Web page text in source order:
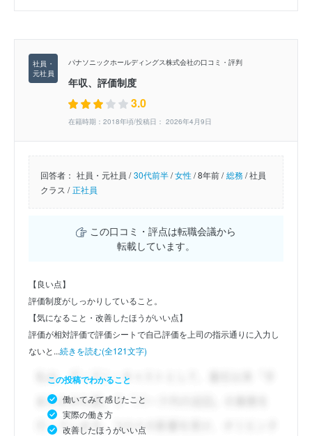
パナソニックホールディングス株式会社の口コミ・評判
年収、評価制度
3.0
在籍時期：2018年頃/投稿日： 2026年4月9日
回答者： 社員・元社員 / 30代前半/女性/8年前 / 総務/社員
クラス / 正社員
この口コミ・評点は転職会議から
転載しています。
【良い点】
評価制度がしっかりしていること。
【気になること・改善したほうがいい点】
評価が相対評価で評価シートで自己評価を上司の指示通りに入力し
ないと...続きを読む(全121文字)
この投稿でわかること
働いてみて感じたこと
実際の働き方
改善したほうがいい点